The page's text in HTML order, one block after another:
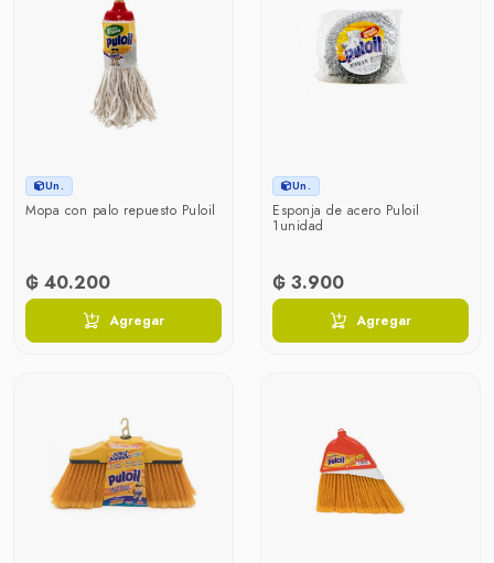
Un.
Mopa con palo repuesto Puloil
₲ 40.200
Agregar
Un.
Esponja de acero Puloil
1unidad
₲ 3.900
Agregar